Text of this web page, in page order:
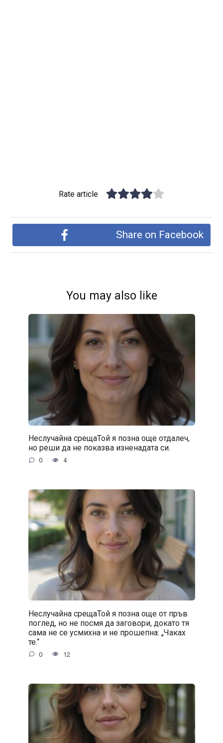
Rate article
Share on Facebook
You may also like
Неслучайна срещаТой я позна още отдалеч,
но реши да не показва изненадата си.
0 4
Неслучайна срещаТой я позна още от пръв
поглед, но не посмя да заговори, докато тя
сама не се усмихна и не прошепна: „Чаках
те.“
0 12